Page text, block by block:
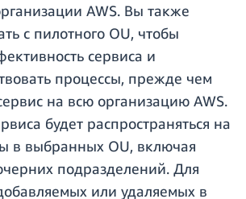
AWS. Вы также
с пилотного OU, чтобы
сервиса и
процессы, прежде чем
на всю организацию AWS.
будет распространяться на
в выбранных OU, включая
подразделений. Для
или удаляемых в